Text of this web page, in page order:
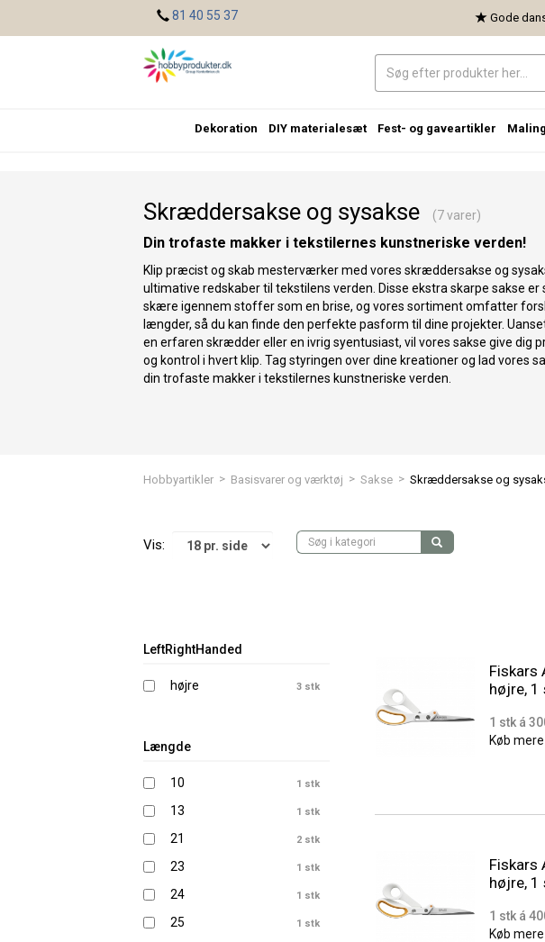
Skræddersakse og sysakse (7 varer)
Din trofaste makker i tekstilernes kunstneriske verden!
Klip præcist og skab mesterværker med vores skræddersakse og
ultimative redskaber til tekstilens verden. Disse ekstra skarpe sakse er
skære igennem stoffer som en brise, og vores sortiment omfatter
længder, så du kan finde den perfekte pasform til dine projekter.
en erfaren skrædder eller en ivrig syentusiast, vil vores sakse give dig
og kontrol i hvert klip. Tag styringen over dine kreationer og lad vores
din trofaste makker i tekstilernes kunstneriske verden.
Hobbyartikler > Basisvarer og værktøj > Sakse > Skræddersakse og
Vis:
LeftRightHanded
højre 3 stk
Længde
10 1 stk
13 1 stk
21 2 stk
23 1 stk
24 1 stk
25 1 stk
Fiskars
højre, 1
1 stk á
Køb
Fiskars
højre, 1
1 stk á
Køb
81 40 55 37 Gode
Dekoration DIY materialesæt Fest- og gaveartikler